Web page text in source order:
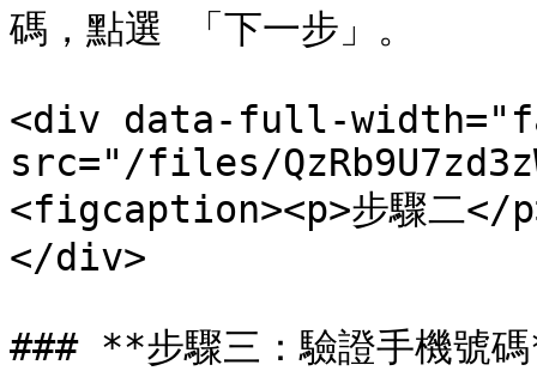
碼，點選 「下一步」。
<div data-full-
src="/files/
<figcaption><p>步驟二
</div>
### **步驟三：驗證手機號